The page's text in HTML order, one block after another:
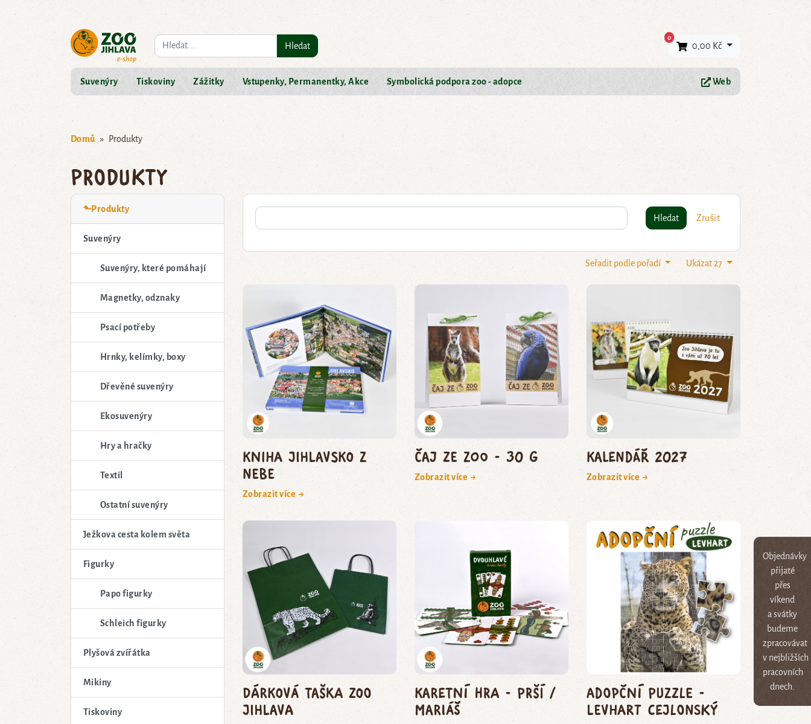
Objednávky
přijaté
přes
víkend
a svátky
budeme
zpracovávat
v nejbližších
pracovních
dnech.
Co hledáte? Hledat
0×
0,00 Kč
Suvenýry Tiskoviny Zážitky Vstupenky, Permanentky, Akce Symbolická podpora zoo - adopce Web
Domů Produkty
Produkty
⬑Produkty
Suvenýry
Suvenýry, které pomáhají
Magnetky, odznaky
Psací potřeby
Hrnky, kelímky, boxy
Dřevěné suvenýry
Ekosuvenýry
Hry a hračky
Textil
Ostatní suvenýry
Ježkova cesta kolem světa
Figurky
Papo figurky
Schleich figurky
Plyšová zvířátka
Mikiny
Tiskoviny
Hledat Zrušit
Ukázat 27
Seřadit podle pořadí
Kniha Jihlavsko z
nebe
Zobrazit více →
Čaj ze zoo - 30 g
Zobrazit více →
Kalendář 2027
Zobrazit více →
Dárková taška Zoo
Jihlava
Karetní hra - Prší /
Mariáš
Adopční puzzle -
levhart cejlonský